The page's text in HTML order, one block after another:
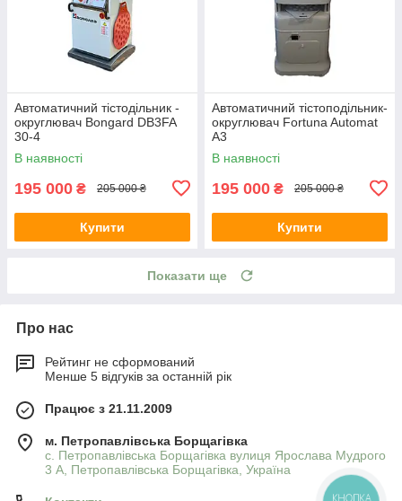
Автоматичний тістодільник -
округлювач Bongard DB3FA
30-4
В наявності
195 000 ₴ 205 000 ₴
Купити
Автоматичний тістоподільник-
округлювач Fortuna Automat
A3
В наявності
195 000 ₴ 205 000 ₴
Купити
Показати ще
Про нас
Рейтинг не сформований
Менше 5 відгуків за останній рік
Працює з 21.11.2009
м. Петропавлівська Борщагівка
с. Петропавлівська Борщагівка вулиця Ярослава Мудрого
3 А, Петропавлівська Борщагівка, Україна
КНОПКА